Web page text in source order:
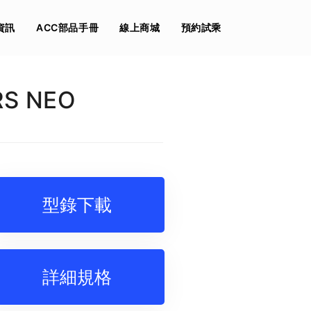
訊 ACC部品手冊 線上商城 預約試乘
NEO
型錄下載
詳細規格